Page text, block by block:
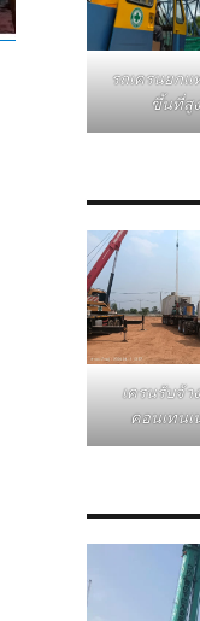
รถเครนยกแ
ขึ้นที่สูง
เครนรับจ้า
คอนเทนเ